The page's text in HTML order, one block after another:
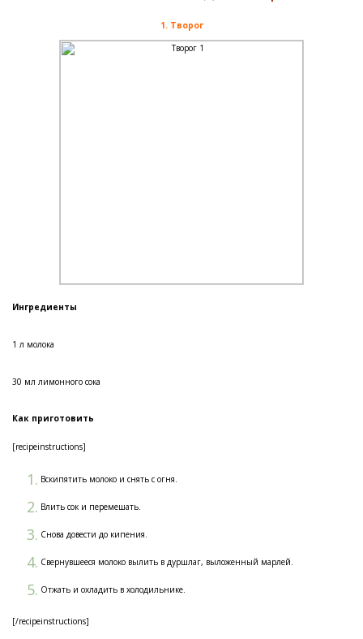
1. Творог
Ингредиенты
1 л молока
30 мл лимонного сока
Как приготовить
[recipeinstructions]
Вскипятить молоко и снять с огня.
Влить сок и перемешать.
Снова довести до кипения.
Свернувшееся молоко вылить в дуршлаг, выложенный марлей.
Отжать и охладить в холодильнике.
[/recipeinstructions]